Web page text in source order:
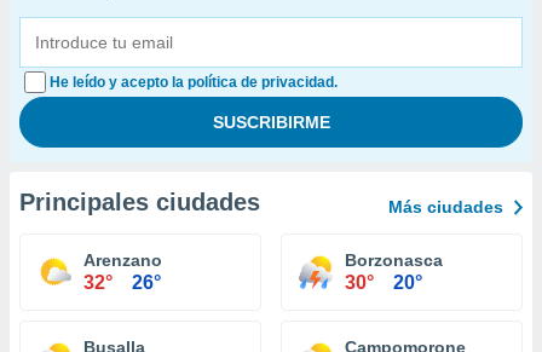
He leído y acepto la política de privacidad.
Principales ciudades Más ciudades
Arenzano
32° 26°
Borzonasca
30° 20°
Busalla Campomorone